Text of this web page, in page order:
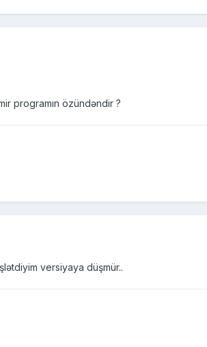
programın özündəndir ?
versiyaya düşmür..